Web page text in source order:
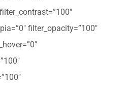
filter_opacity=”100″